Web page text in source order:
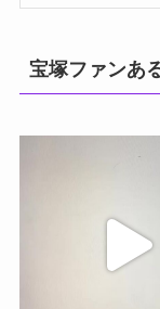
宝塚ファンあ